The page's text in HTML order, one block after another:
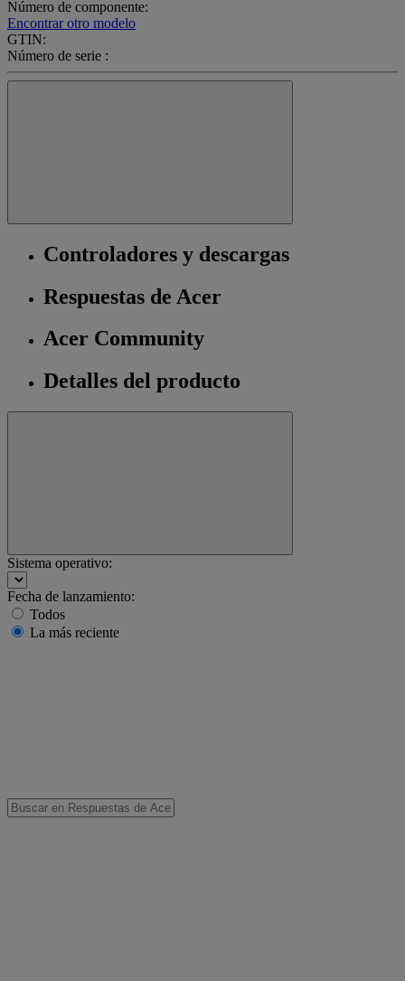
Número de componente:
Encontrar otro modelo
GTIN:
Número de serie :
Controladores y descargas
Respuestas de Acer
Acer Community
Detalles del producto
Sistema operativo:
Fecha de lanzamiento:
Todos
La más reciente